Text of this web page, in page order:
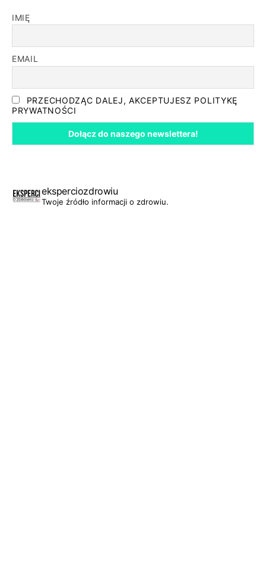
IMIĘ
EMAIL
PRZECHODZĄC DALEJ, AKCEPTUJESZ POLITYKĘ
PRYWATNOŚCI
eksperciozdrowiu
Twoje źródło informacji o zdrowiu.